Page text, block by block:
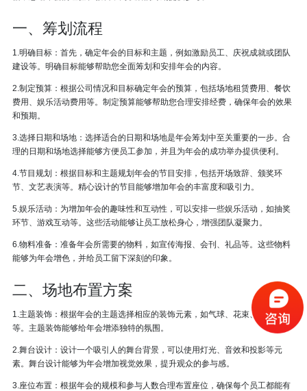
一、筹划流程
1.明确目标：首先，确定年会的目标和主题，例如激励员工、庆祝成就或团队
建设等。明确目标能够帮助您全面筹划和安排年会的内容。
2.制定预算：根据公司情况和目标确定年会的预算，包括场地租赁费用、餐饮
费用、娱乐活动费用等。制定预算能够帮助您合理安排经费，确保年会的效果
和预期。
3.选择日期和场地：选择适合的日期和场地是年会筹划中至关重要的一步。合
理的日期和场地选择能够方便员工参加，并且为年会的成功举办提供便利。
4.节目规划：根据目标和主题规划年会的节目安排，包括开场致辞、颁奖环
节、文艺表演等。精心设计的节目能够增加年会的丰富度和吸引力。
5.娱乐活动：为增加年会的趣味性和互动性，可以安排一些娱乐活动，如抽奖
环节、游戏互动等。这些活动能够让员工放松身心，增强团队凝聚力。
6.物料准备：准备年会所需要的物料，如宣传海报、会刊、礼品等。这些物料
能够为年会增色，并给员工留下深刻的印象。
二、场地布置方案
1.主题装饰：根据年会的主题选择相应的装饰元素，如气球、花束、背景板
等。主题装饰能够给年会增添独特的氛围。
2.舞台设计：设计一个吸引人的舞台背景，可以使用灯光、音效和投影等元
素。舞台设计能够为年会增加视觉效果，提升观众的参与感。
3.座位布置：根据年会的规模和参与人数合理布置座位，确保每个员工都能有